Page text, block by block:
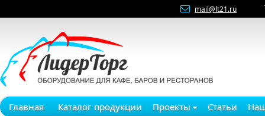
mail@lt21.ru
Главная Каталог продукции Проекты Статьи